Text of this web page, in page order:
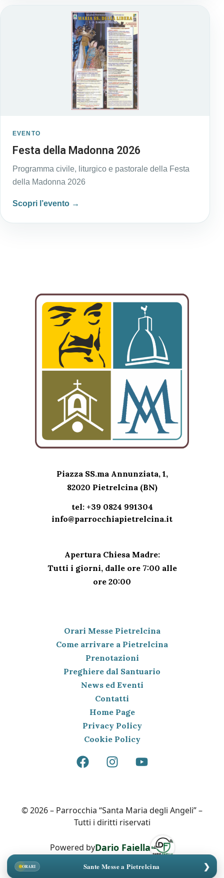
EVENTO
Festa della Madonna 2026
Programma civile, liturgico e pastorale della Festa
della Madonna 2026
Scopri l’evento →
Piazza SS.ma Annunziata, 1,
82020 Pietrelcina (BN)
tel: +39 0824 991304
info@parrocchiapietrelcina.it
Apertura Chiesa Madre:
Tutti i giorni, dalle ore 7:00 alle
ore 20:00
Orari Messe Pietrelcina
Come arrivare a Pietrelcina
Prenotazioni
Preghiere dal Santuario
News ed Eventi
Contatti
Home Page
Privacy Policy
Cookie Policy
© 2026 – Parrocchia “Santa Maria degli Angeli” –
Tutti i diritti riservati
Powered byDario Faiella
ORARI Sante Messe a Pietrelcina ❯